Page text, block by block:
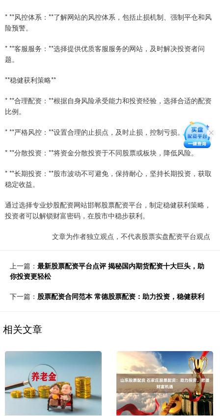
* **风控体系：**了解网站的风控体系，包括止损机制、强制平仓和风
险预警。
* **客服服务：**选择提供优质客服服务的网站，及时解决投资者问
题。
**稳健获利策略**
* **合理配资：**根据自身风险承受能力和投资经验，选择合适的配资
比例。
* **严格风控：**设置合理的止损点，及时止损，控制亏损。
* **分散投资：**将资金分散投资于不同股票或板块，降低风险。
* **长期投资：**股市波动不可避免，保持耐心，坚持长期投资，获取
稳定收益。
通过选择专业炒股配资网站邯郸股票配资平台，制定稳健获利策略，
投资者可以解锁财富密码，在股市中稳步获利。
文章为作者独立观点，不代表股票实盘配资平台观点
上一篇： 最新股票配资平台点评 揭秘国内期货配资十大巨头，助
你投资更轻松
下一篇： 股票配资合同范本 常德股票配资：助力投资，稳健获利
相关文章